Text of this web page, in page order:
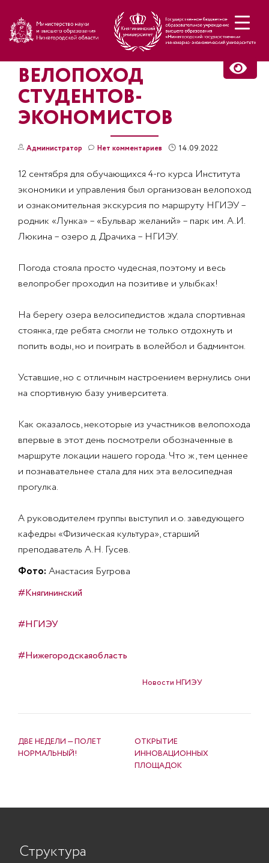
ВЕЛОПОХОД
СТУДЕНТОВ-
ЭКОНОМИСТОВ
Администратор 14.09.2022
Нет комментариев
12 сентября для обучающихся 4-го курса Института
экономики и управления был организован велопоход
и ознакомительная экскурсия по маршруту НГИЭУ –
родник «Лунка» – «Бульвар желаний» – парк им. А.И.
Люкина – озеро д. Драчиха – НГИЭУ.
Погода стояла просто чудесная, поэтому и весь
велопробег проходил на позитиве и улыбках!
На берегу озера велосипедистов ждала спортивная
стоянка, где ребята смогли не только отдохнуть и
попить воды, но и поиграть в волейбол и бадминтон.
Уставшие, но с отличным настроением вернулись они
на спортивную базу университета.
Как оказалось, некоторые из участников велопохода
впервые в этот день посмотрели обозначенные в
маршруте локации нашего города. Что ж, тем ценнее
и познавательнее стала для них эта велосипедная
прогулка.
А руководителем группы выступил и.о. заведующего
кафедры «Физическая культура», старший
преподаватель А.Н. Гусев.
Фото: Анастасия Бугрова
#Княгининский
#НГИЭУ
#Нижегородскаяобласть
Новости НГИЭУ
ДВЕ НЕДЕЛИ — ПОЛЕТ
НОРМАЛЬНЫЙ!
ОТКРЫТИЕ
ИННОВАЦИОННЫХ
ПЛОЩАДОК
Структура